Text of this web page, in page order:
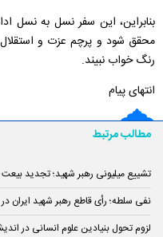
بنابراین، این سفر نسل به نسل
محقق شود و پرچم عزت و استقلال
رنگ خواب نبیند.
انتهای پیام
مطالب مرتبط
تشییع میلیونی رهبر شهید؛ تجدید
نفی سلطه؛ رأی قاطع رهبر شهید ایران در
لزوم تحول بنیادین علوم انسانی در